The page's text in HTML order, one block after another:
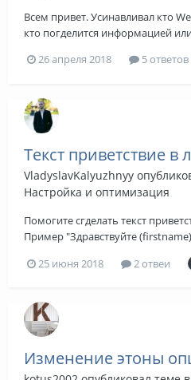
Всем привет. Усинавливал кто
кто погделится информацией
26 апреля 2018 5 ответов
Текст приветствие
VladyslavKalyuzhnyy
Настройка и оптимизация
Помогите сгделать текст
Пример "Здравствуйте
кто-то знает ггде найти модуль
На опенкарты 2 вигдел , а вот
25 июня 2018 2 отвеи
Изменение этоны